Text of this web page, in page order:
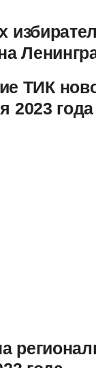
ТИК
2023 года